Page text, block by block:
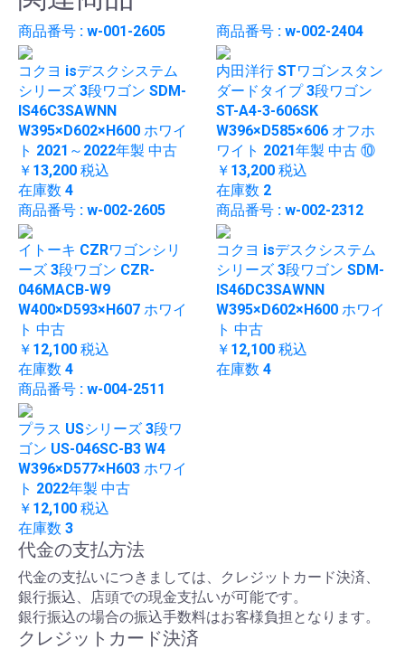
商品番号 : w-001-2605
コクヨ isデスクシステム
シリーズ 3段ワゴン SDM-
IS46C3SAWNN
W395×D602×H600 ホワイ
ト 2021～2022年製 中古
￥13,200 税込
在庫数 4
商品番号 : w-002-2404
内田洋行 STワゴンスタン
ダードタイプ 3段ワゴン
ST-A4-3-606SK
W396×D585×606 オフホ
ワイト 2021年製 中古 ⑩
￥13,200 税込
在庫数 2
商品番号 : w-002-2605
イトーキ CZRワゴンシリ
ーズ 3段ワゴン CZR-
046MACB-W9
W400×D593×H607 ホワイ
ト 中古
￥12,100 税込
在庫数 4
商品番号 : w-002-2312
コクヨ isデスクシステム
シリーズ 3段ワゴン SDM-
IS46DC3SAWNN
W395×D602×H600 ホワイ
ト 中古
￥12,100 税込
在庫数 4
商品番号 : w-004-2511
プラス USシリーズ 3段ワ
ゴン US-046SC-B3 W4
W396×D577×H603 ホワイ
ト 2022年製 中古
￥12,100 税込
在庫数 3
代金の支払方法
代金の支払いにつきましては、クレジットカード決済、
銀行振込、店頭での現金支払いが可能です。
銀行振込の場合の振込手数料はお客様負担となります。
クレジットカード決済